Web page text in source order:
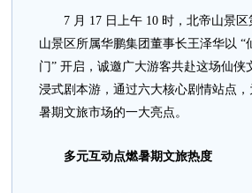
7 月 17 日上午 10 时，北帝山景区
山景区所属华鹏集团董事长王泽华以
门” 开启，诚邀广大游客共赴这场仙
浸式剧本游，通过六大核心剧情站点
暑期文旅市场的一大亮点。
多元互动点燃暑期文旅热度